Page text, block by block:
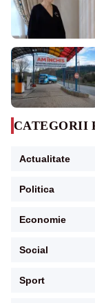
CATEGORII
Actualitate
Politica
Economie
Social
Sport